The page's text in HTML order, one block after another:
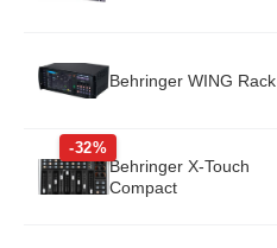
Behringer WING Rack
-32%
Behringer X-Touch
Compact